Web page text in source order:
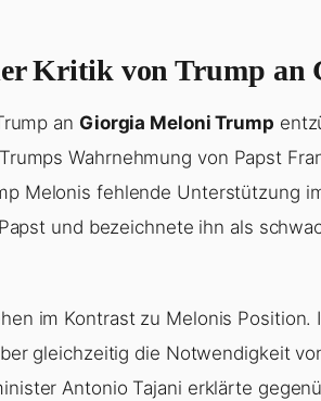
Kritik von Trump an
an Giorgia Meloni Trump
Wahrnehmung von Papst
Melonis fehlende Unterstützung
und bezeichnete ihn als
im Kontrast zu Melonis
gleichzeitig die Notwendigkeit
Antonio Tajani erklärte